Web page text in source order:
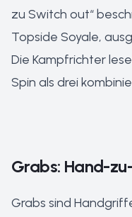
zu Switch out“
Topside Soyale,
Die Kampfrichter
Spin als drei
Grabs: Hand-
Grabs sind